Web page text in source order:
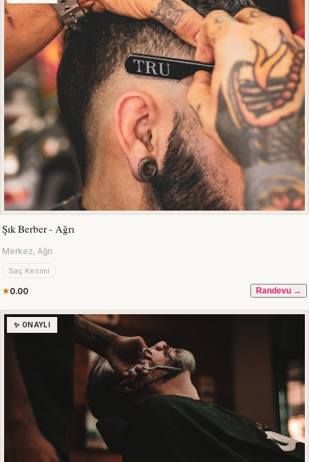
Şık Berber - Ağrı
Merkez, Ağrı
Saç Kesimi
0.00 Randevu →
✨ ONAYLI